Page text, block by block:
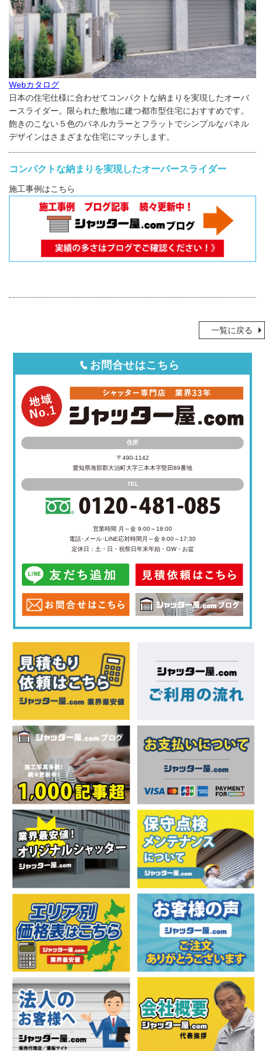
Webカタログ
日本の住宅仕様に合わせてコンパクトな納まりを実現したオーバ
ースライダー。限られた敷地に建つ都市型住宅におすすめです。
飽きのこない５色のパネルカラーとフラットでシンプルなパネル
デザインはさまざまな住宅にマッチします。
コンパクトな納まりを実現したオーバースライダー
施工事例はこちら
一覧に戻る
お問合せはこちら
住所
〒490-1142
愛知県海部郡大治町大字三本木字堅田89番地
TEL
営業時間 月～金 9:00～18:00
電話･メール･LINE応対時間 月～金 9:00～17:30
定休日：土・日・祝祭日年末年始・GW・お盆